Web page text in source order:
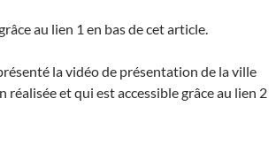
au lien 1 en bas de cet article.
la vidéo de présentation de la ville
réalisée et qui est accessible grâce au lien 2